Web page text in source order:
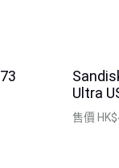
Ultra
售價